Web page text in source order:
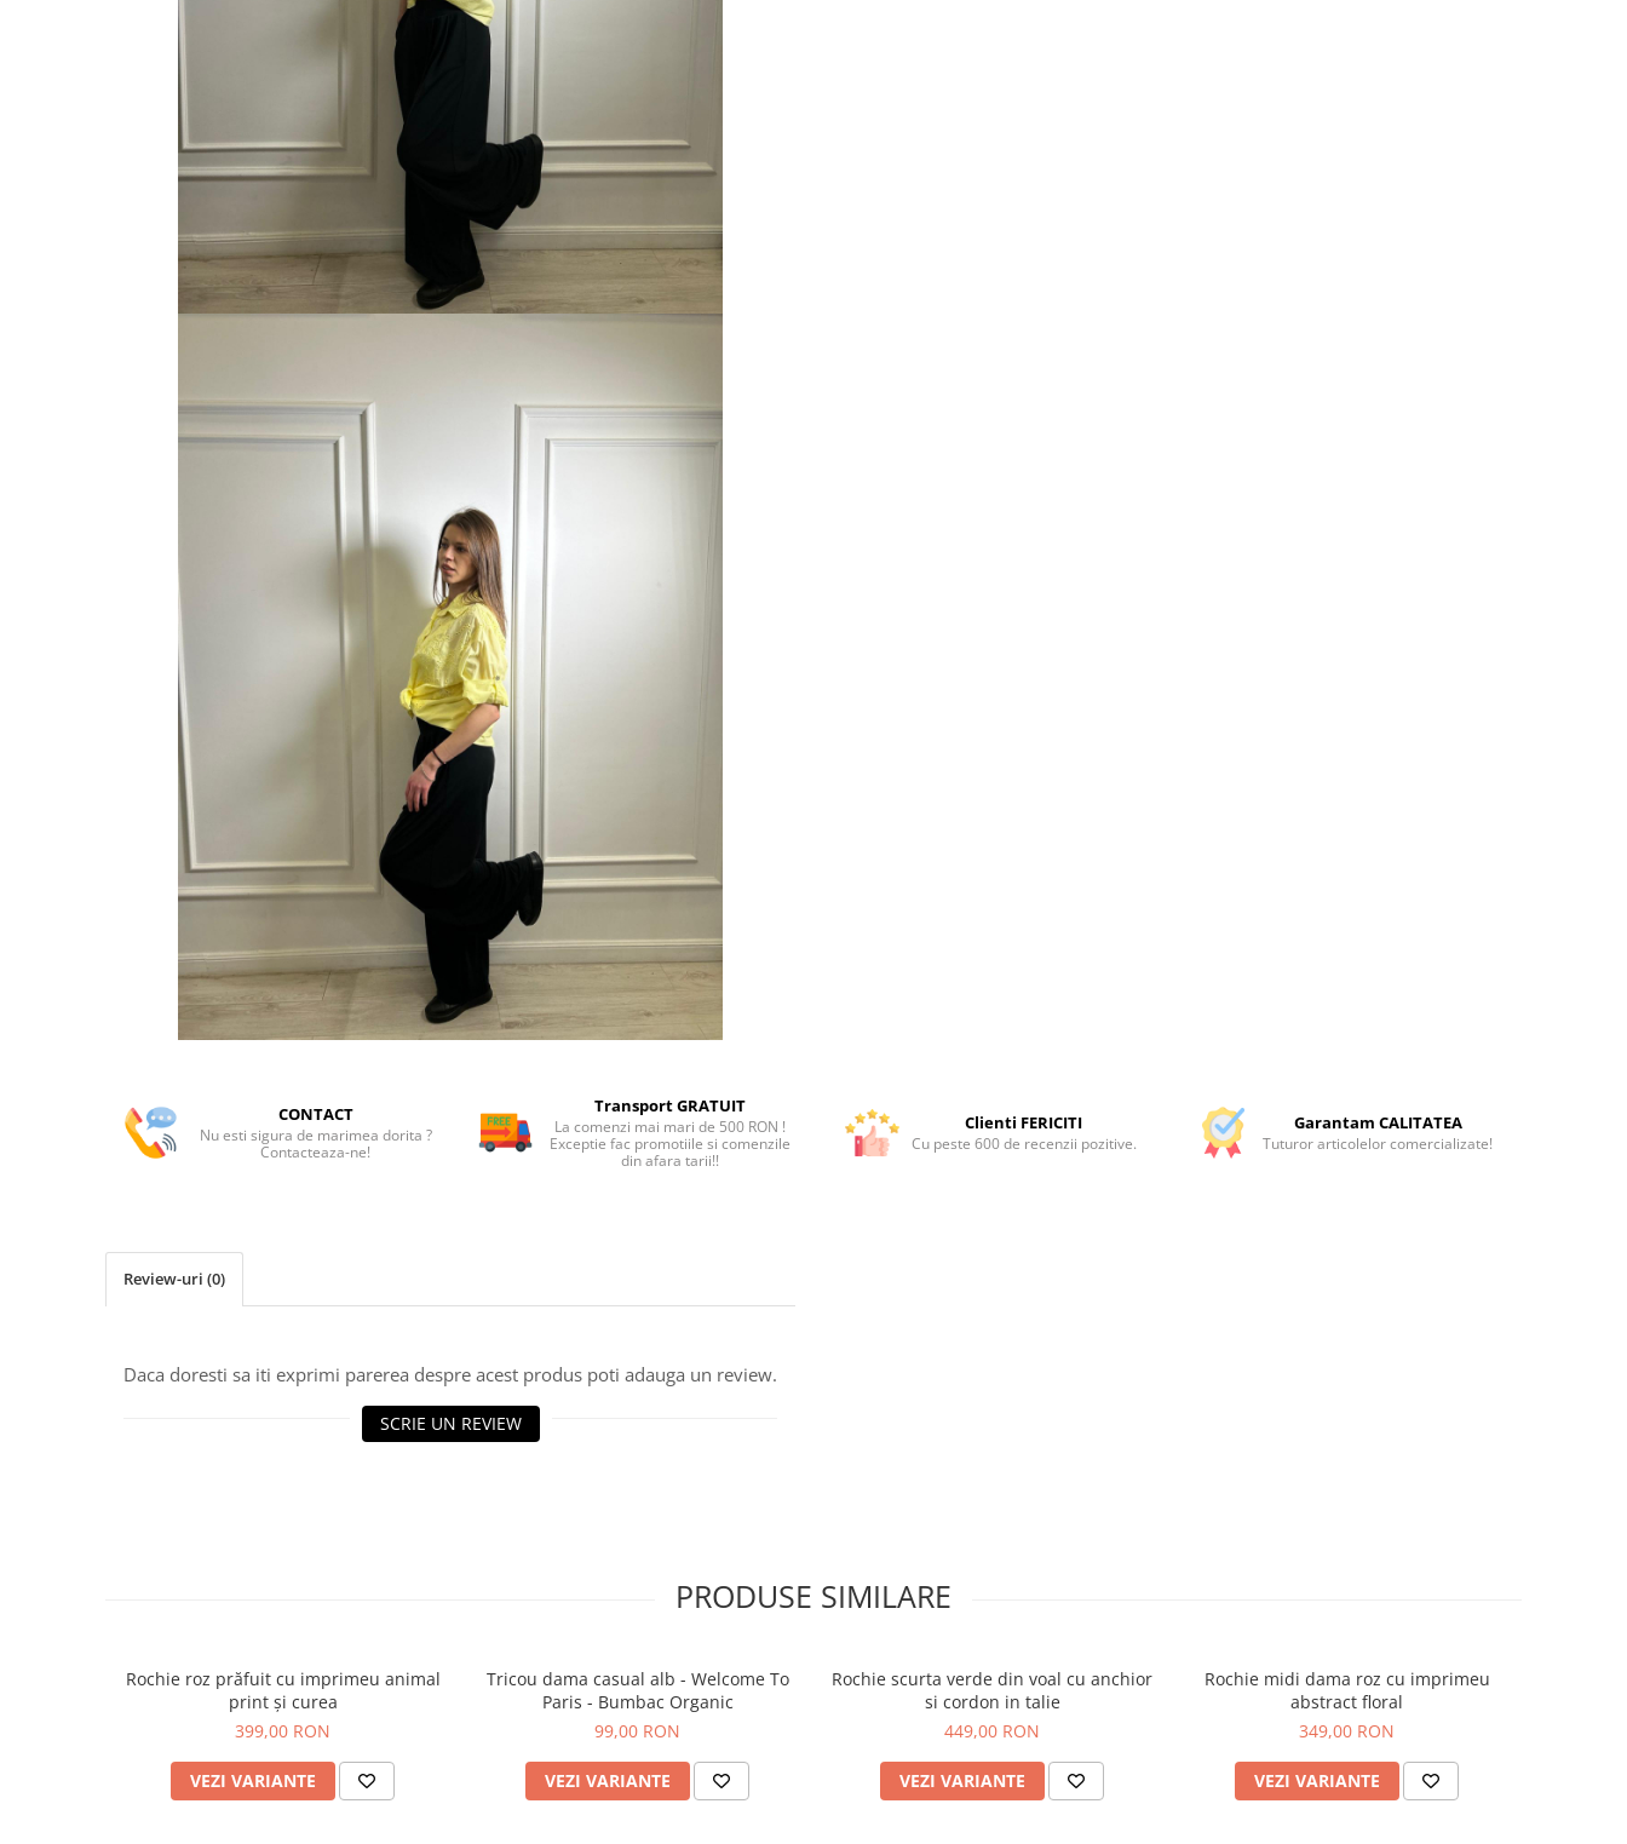
CONTACT
Nu esti sigura de marimea dorita ?
Contacteaza-ne!
Transport GRATUIT
La comenzi mai mari de 500 RON !
Exceptie fac promotiile si comenzile
din afara tarii!!
Clienti FERICITI
Cu peste 600 de recenzii pozitive.
Garantam CALITATEA
Tuturor articolelor comercializate!
Review-uri (0)
Daca doresti sa iti exprimi parerea despre acest produs poti adauga un review.
SCRIE UN REVIEW
PRODUSE SIMILARE
Rochie roz prăfuit cu imprimeu animal
print și curea
399,00 RON
VEZI VARIANTE
Tricou dama casual alb - Welcome To
Paris - Bumbac Organic
99,00 RON
VEZI VARIANTE
Rochie scurta verde din voal cu anchior
si cordon in talie
449,00 RON
VEZI VARIANTE
Rochie midi dama roz cu imprimeu
abstract floral
349,00 RON
VEZI VARIANTE